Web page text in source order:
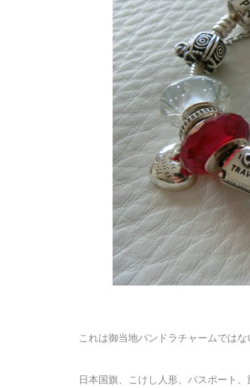
これは御当地パンドラチャームでは
日本国旗、こけし人形、パスポート